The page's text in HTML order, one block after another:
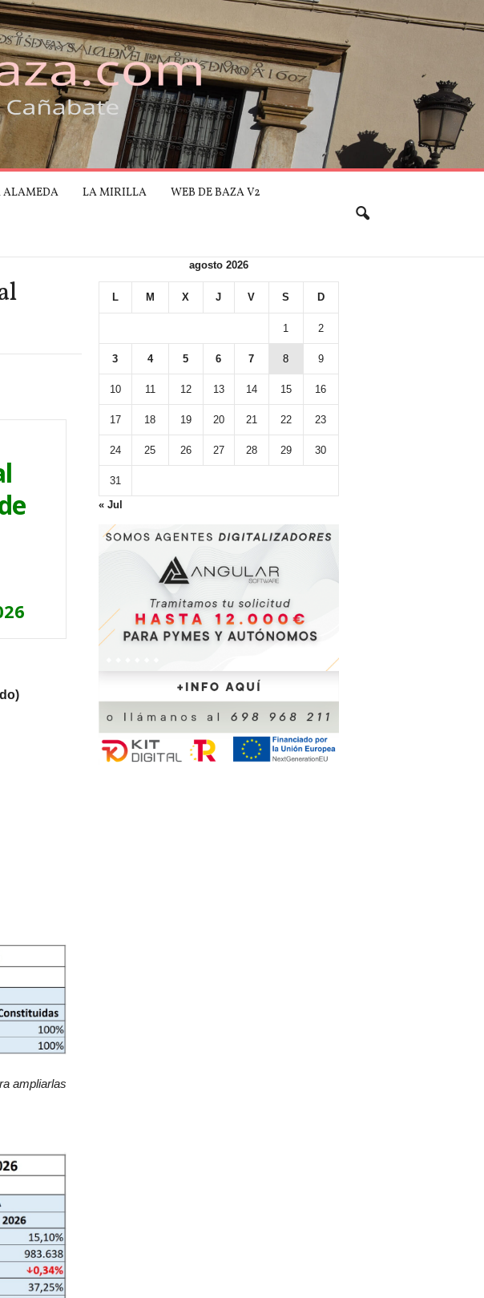
ALAMEDA LA MIRILLA WEB DE BAZA V2
ampliarlas
agosto 2026
L M X J V S D
1 2
3 4 5 6 7 8 9
10 11 12 13 14 15 16
17 18 19 20 21 22 23
24 25 26 27 28 29 30
31
« Jul